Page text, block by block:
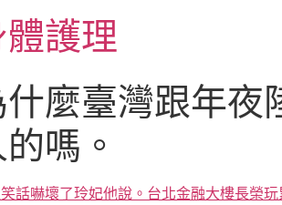
體護理
什麼臺灣跟年夜
嗎。
話嚇壞了玲妃他說。台北金融大樓長榮